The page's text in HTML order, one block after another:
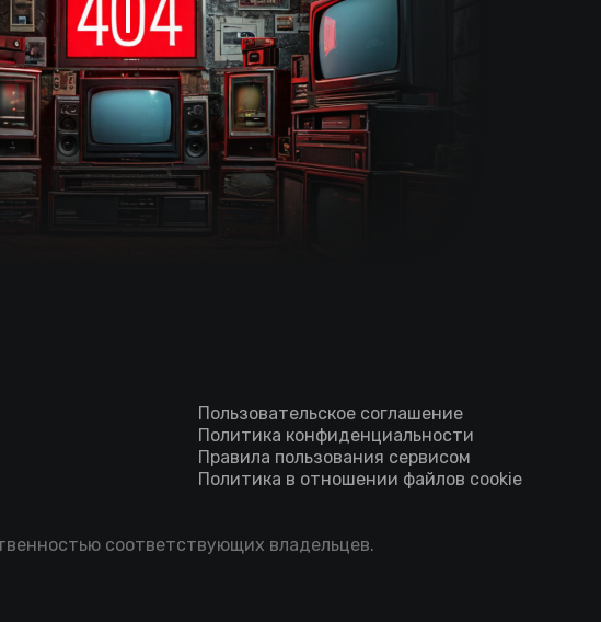
Пользовательское соглашение
Политика конфиденциальности
Правила пользования сервисом
Политика в отношении файлов cookie
соответствующих владельцев.